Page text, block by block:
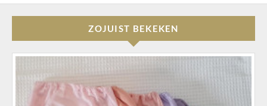
ZOJUIST BEKEKEN